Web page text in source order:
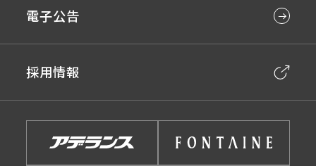
電子公告
採用情報